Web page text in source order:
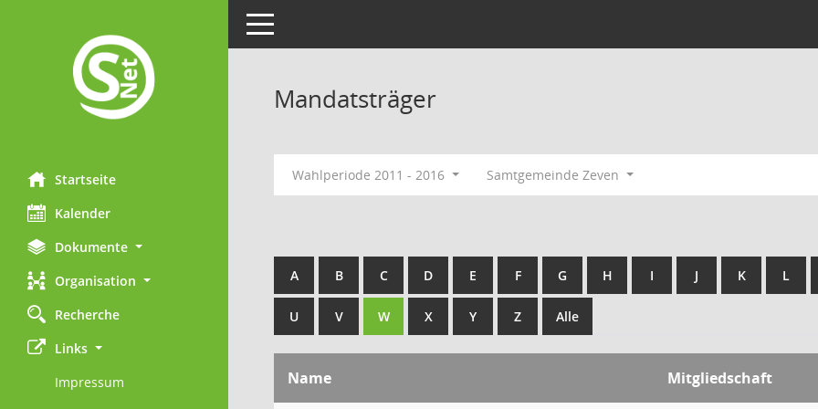
Startseite
Kalender
Dokumente
Organisation
Recherche
Links
Impressum
Toggle navigation
Mandatsträger
Wahlperiode 2011 - 2016 Samtgemeinde Zeven
A B C D E F G H I J K L
U V W X Y Z Alle
Name Mitgliedschaft